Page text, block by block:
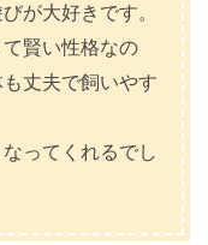
が大好きです。
賢い性格なの
丈夫で飼いやす
ってくれるでし